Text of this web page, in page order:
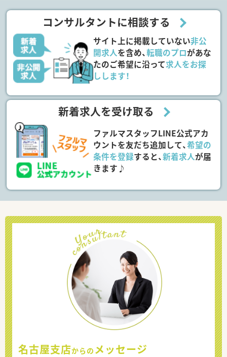
コンサルタントに相談する
サイト上に掲載していない非公
開求人を含め、転職のプロがあな
たのご希望に沿って求人をお探
しします！
新着求人を受け取る
ファルマスタッフLINE公式アカ
ウントを友だち追加して、希望の
条件を登録すると、新着求人が届
きます♪
名古屋支店からの メッセージ